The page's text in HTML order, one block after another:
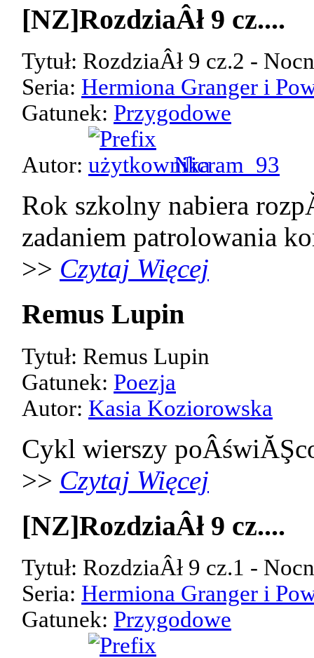
[NZ]RozdziaÂł 9 cz....
Tytuł: RozdziaÂł 9 cz.2 -
Seria: Hermiona Granger i
Gatunek: Przygodowe
Autor: Nicram_93
Rok szkolny nabiera
zadaniem patrolowania
>> Czytaj Więcej
Remus Lupin
Tytuł: Remus Lupin
Gatunek: Poezja
Autor: Kasia Koziorowska
Cykl wierszy
>> Czytaj Więcej
[NZ]RozdziaÂł 9 cz....
Tytuł: RozdziaÂł 9 cz.1 -
Seria: Hermiona Granger i
Gatunek: Przygodowe